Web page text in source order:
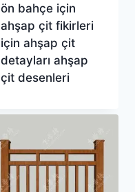
ön bahçe için
ahşap çit fikirleri
için ahşap çit
detayları ahşap
çit desenleri